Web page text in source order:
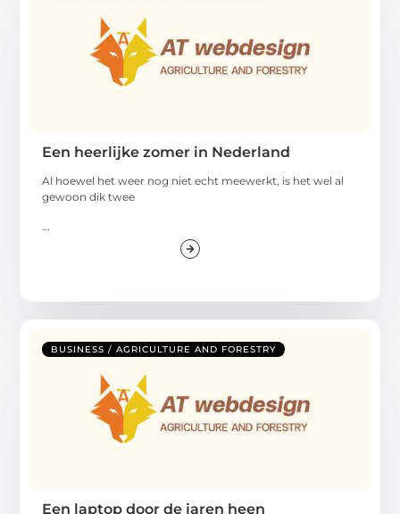
Een heerlijke zomer in Nederland
Al hoewel het weer nog niet echt meewerkt, is het wel al
gewoon dik twee
BUSINESS / AGRICULTURE AND FORESTRY
Een laptop door de jaren heen